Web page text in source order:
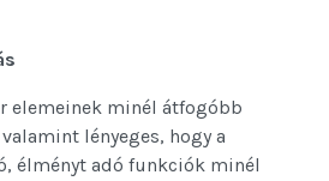
elemeinek minél átfogóbb
lényeges, hogy a
élményt adó funkciók minél